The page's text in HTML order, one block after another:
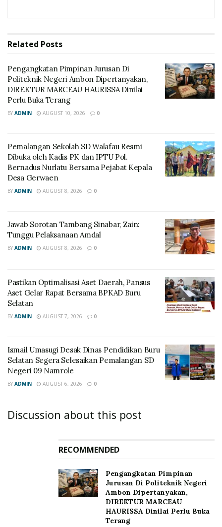
Related Posts
Pengangkatan Pimpinan Jurusan Di
Politeknik Negeri Ambon Dipertanyakan,
DIREKTUR MARCEAU HAURISSA Dinilai
Perlu Buka Terang
BY ADMIN AUGUST 10, 2026 0
Pemalangan Sekolah SD Walafau Resmi
Dibuka oleh Kadis PK dan IPTU Pol.
Bernadus Nurlatu Bersama Pejabat Kepala
Desa Gerwaen
BY ADMIN AUGUST 8, 2026 0
Jawab Sorotan Tambang Sinabar, Zain:
Tunggu Pelaksanaan Amdal
BY ADMIN AUGUST 8, 2026 0
Pastikan Optimalisasi Aset Daerah, Pansus
Aset Gelar Rapat Bersama BPKAD Buru
Selatan
BY ADMIN AUGUST 7, 2026 0
Ismail Umasugi Desak Dinas Pendidikan Buru
Selatan Segera Selesaikan Pemalangan SD
Negeri 09 Namrole
BY ADMIN AUGUST 6, 2026 0
Discussion about this post
RECOMMENDED
Pengangkatan Pimpinan
Jurusan Di Politeknik Negeri
Ambon Dipertanyakan,
DIREKTUR MARCEAU
HAURISSA Dinilai Perlu Buka
Terang